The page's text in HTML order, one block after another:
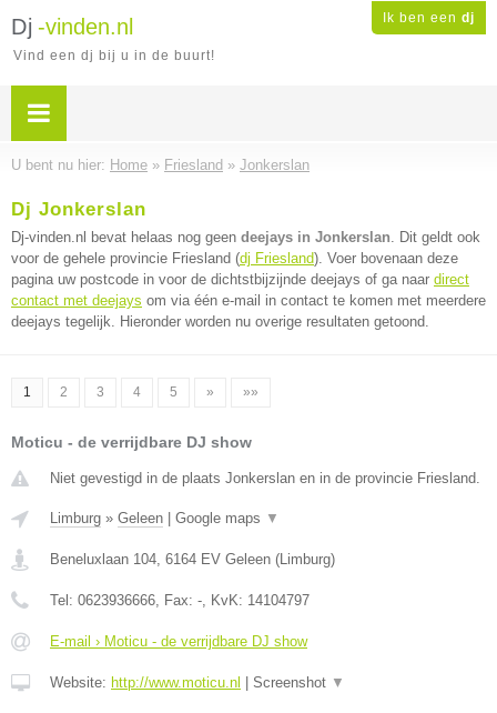
Ik ben een dj
Dj -vinden.nl
Vind een dj bij u in de buurt!
U bent nu hier: Home » Friesland » Jonkerslan
Dj Jonkerslan
Dj-vinden.nl bevat helaas nog geen deejays in Jonkerslan. Dit geldt ook
voor de gehele provincie Friesland (dj Friesland). Voer bovenaan deze
pagina uw postcode in voor de dichtstbijzijnde deejays of ga naar direct
contact met deejays om via één e-mail in contact te komen met meerdere
deejays tegelijk. Hieronder worden nu overige resultaten getoond.
1 2 3 4 5 » »»
Moticu - de verrijdbare DJ show
Niet gevestigd in de plaats Jonkerslan en in de provincie Friesland.
Limburg » Geleen Google maps ▼
Beneluxlaan 104, 6164 EV Geleen (Limburg)
Tel: 0623936666, Fax: -, KvK: 14104797
E-mail › Moticu - de verrijdbare DJ show
Website: http://www.moticu.nl Screenshot ▼